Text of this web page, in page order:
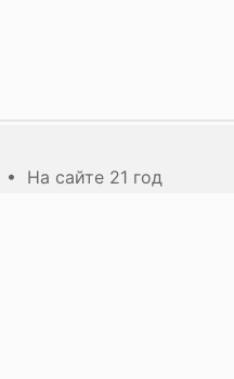
На сайте 21 год